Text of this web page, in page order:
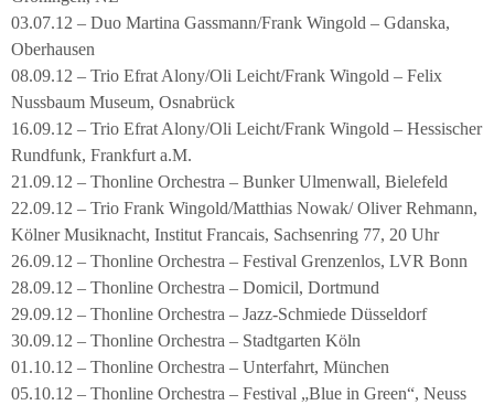
03.07.12 – Duo Martina Gassmann/Frank Wingold – Gdanska,
Oberhausen
08.09.12 – Trio Efrat Alony/Oli Leicht/Frank Wingold – Felix
Nussbaum Museum, Osnabrück
16.09.12 – Trio Efrat Alony/Oli Leicht/Frank Wingold – Hessischer
Rundfunk, Frankfurt a.M.
21.09.12 – Thonline Orchestra – Bunker Ulmenwall, Bielefeld
22.09.12 – Trio Frank Wingold/Matthias Nowak/ Oliver Rehmann,
Kölner Musiknacht, Institut Francais, Sachsenring 77, 20 Uhr
26.09.12 – Thonline Orchestra – Festival Grenzenlos, LVR Bonn
28.09.12 – Thonline Orchestra – Domicil, Dortmund
29.09.12 – Thonline Orchestra – Jazz-Schmiede Düsseldorf
30.09.12 – Thonline Orchestra – Stadtgarten Köln
01.10.12 – Thonline Orchestra – Unterfahrt, München
05.10.12 – Thonline Orchestra – Festival „Blue in Green“, Neuss